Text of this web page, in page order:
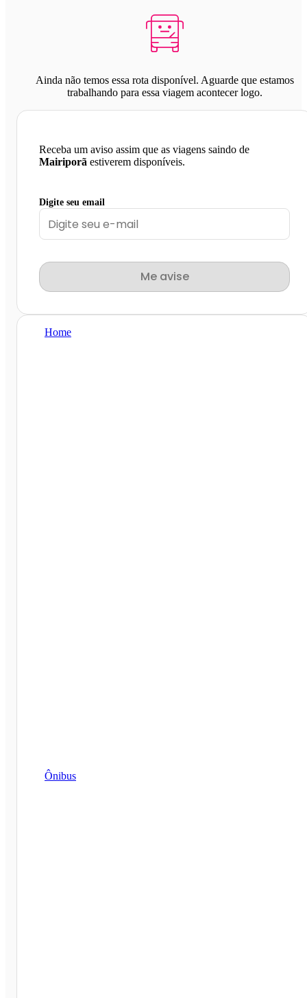
Ainda não temos essa rota disponível. Aguarde que estamos
trabalhando para essa viagem acontecer logo.
Receba um aviso assim que as viagens saindo de
Mairiporã estiverem disponíveis.
Digite seu email
Me avise
Home
Ônibus